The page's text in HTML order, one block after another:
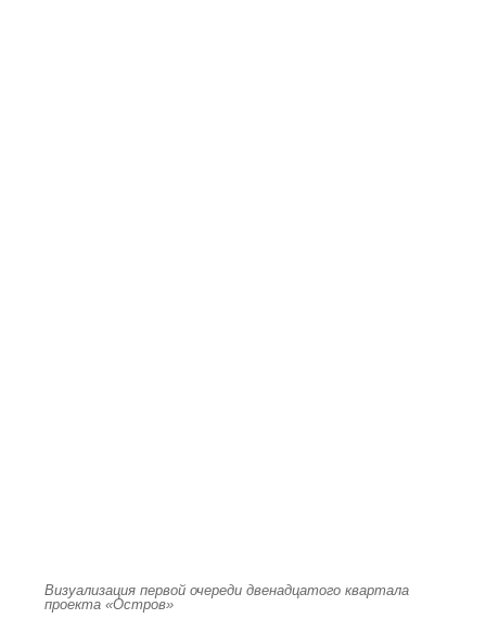
Визуализация первой очереди двенадцатого квартала
проекта «Остров»